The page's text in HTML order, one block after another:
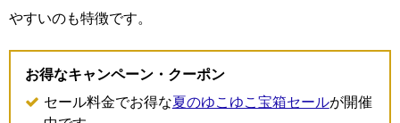
やすいのも特徴です。
お得なキャンペーン・クーポン
セール料金でお得な夏のゆこゆこ宝箱セールが開催